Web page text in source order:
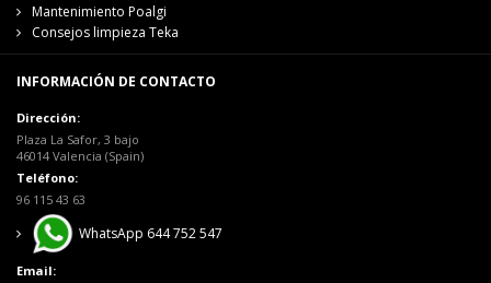
Mantenimiento Poalgi
Consejos limpieza Teka
INFORMACIÓN DE CONTACTO
Dirección:
Plaza La Safor, 3 bajo
46014 Valencia (Spain)
Teléfono:
96 115 43 63
WhatsApp 644 752 547
Email: